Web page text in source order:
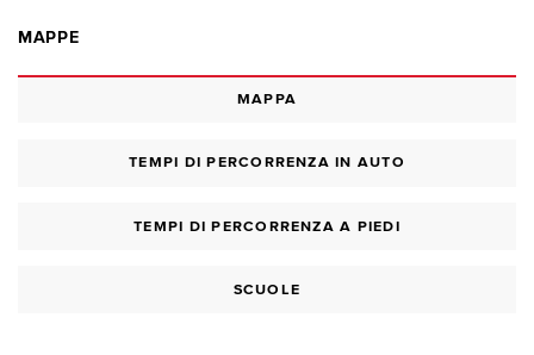
MAPPE
MAPPA
TEMPI DI PERCORRENZA IN AUTO
TEMPI DI PERCORRENZA A PIEDI
SCUOLE